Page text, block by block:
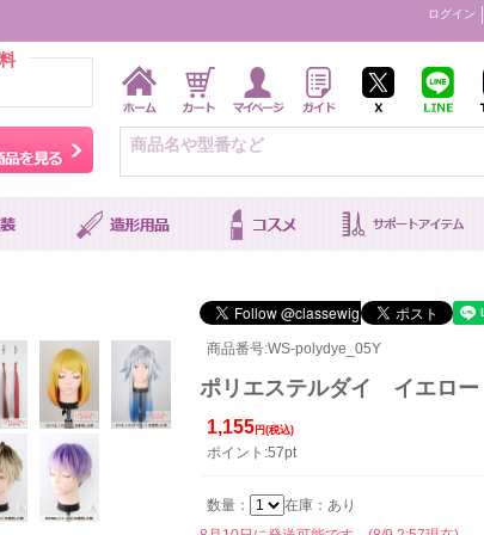
ログイン
から探す キャラ別おすすめ商品を見る
商品番号:WS-polydye_05Y
ポリエステルダイ イエロー
1,155 円(税込)
ポイント:57pt
数量：
在庫：あり